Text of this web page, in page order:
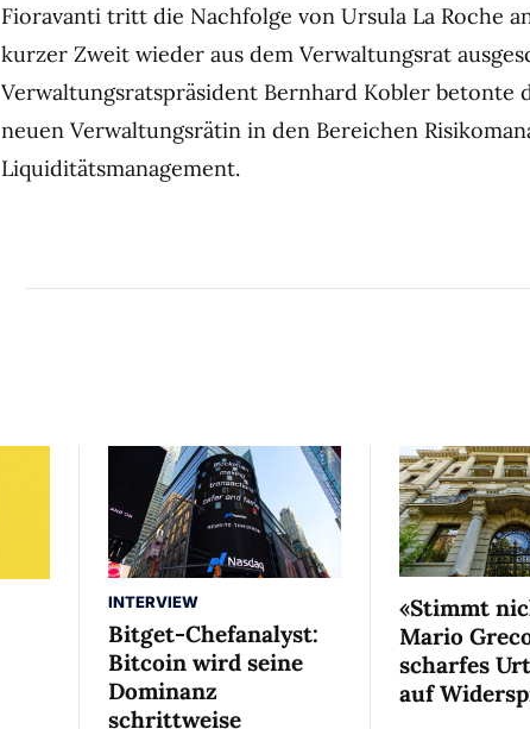
Fioravanti tritt die Nachfolge von Ursula La Roche
kurzer Zweit wieder aus dem Verwaltungsrat
Verwaltungsratspräsident Bernhard Kobler betonte
neuen Verwaltungsrätin in den Bereichen
Liquiditätsmanagement.
INTERVIEW
Bitget-Chefanalyst:
Bitcoin wird seine
Dominanz
schrittweise
«Stimmt
Mario
scharfes
auf